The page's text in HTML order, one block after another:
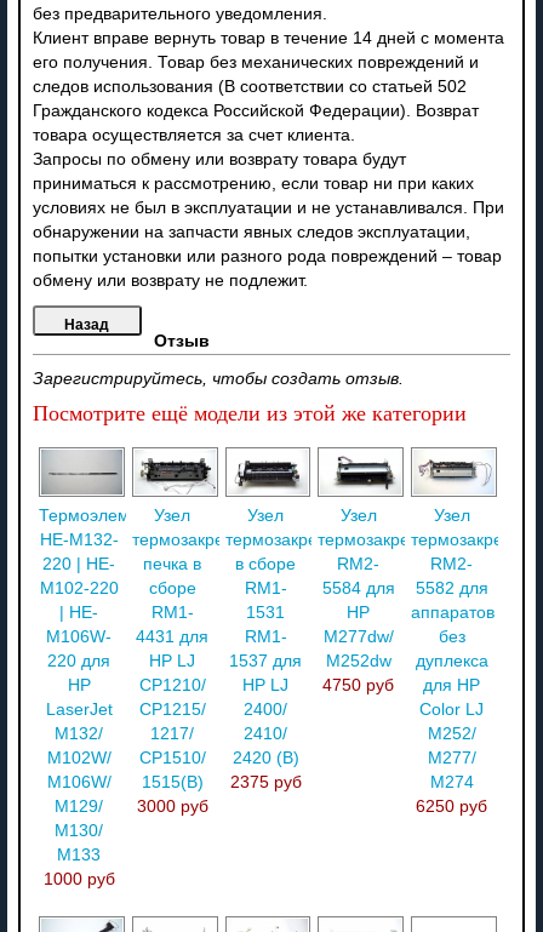
без предварительного уведомления.
Клиент вправе вернуть товар в течение 14 дней с момента
его получения. Товар без механических повреждений и
следов использования (В соответствии со статьей 502
Гражданского кодекса Российской Федерации). Возврат
товара осуществляется за счет клиента.
Запросы по обмену или возврату товара будут
приниматься к рассмотрению, если товар ни при каких
условиях не был в эксплуатации и не устанавливался. При
обнаружении на запчасти явных следов эксплуатации,
попытки установки или разного рода повреждений – товар
обмену или возврату не подлежит.
Отзыв
Зарегистрируйтесь, чтобы создать отзыв.
Посмотрите ещё модели из этой же категории
Термоэлемент
HE-M132-
220 | HE-
M102-220
| HE-
M106W-
220 для
HP
LaserJet
M132/
M102W/
M106W/
M129/
M130/
M133
1000 руб
Узел
термозакрепления
печка в
сборе
RM1-
4431 для
HP LJ
CP1210/
CP1215/
1217/
CP1510/
1515(B)
3000 руб
Узел
термозакрепления
в сборе
RM1-
1531
RM1-
1537 для
HP LJ
2400/
2410/
2420 (В)
2375 руб
Узел
термозакрепления
RM2-
5584 для
HP
М277dw/
M252dw
4750 руб
Узел
RM2-
5582 для
аппаратов
без
дуплекса
для HP
Color LJ
M252/
M277/
M274
6250 руб